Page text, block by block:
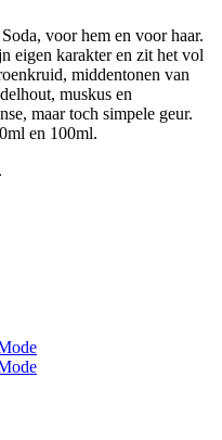
voor hem en voor haar.
eigen karakter en zit het vol
middentonen van
muskus en
maar toch simpele geur.
en 100ml.